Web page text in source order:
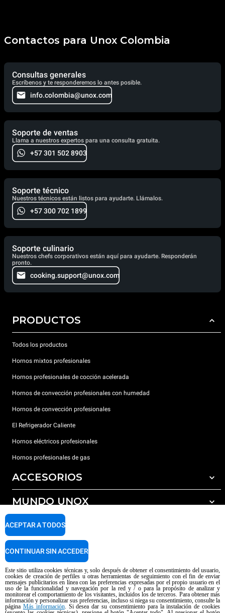
Contactos para Unox Colombia
Consultas generales
Escríbenos y te responderemos lo antes posible.
info.colombia@unox.com
Soporte de ventas
Llama a nuestros expertos para una consulta gratuita.
+57 301 502 8903
Soporte técnico
Nuestros técnicos están listos para ayudarte. Llámalos.
+57 300 702 1899
Soporte culinario
Nuestros chefs corporativos están aquí para ayudarte. Responderán
pronto.
cooking.support@unox.com
PRODUCTOS
Todos los productos
Hornos mixtos profesionales
Hornos profesionales de cocción acelerada
Hornos de convección profesionales con humedad
Hornos de convección profesionales
El Refrigerador Caliente
Hornos eléctricos profesionales
Hornos profesionales de gas
ACCESORIOS
Todos los accesorios
Detergentes para lavado automático
Detergentes para lavado manual
Tratamiento de agua con filtros de resina
MUNDO UNOX
Nuestras sedes en el mundo
SOPORTE
Garantía Unox
Centros de servicio técnico
Copyright 2026 UNOX SpA Todos los derechos reservados. Reg. Imp. Padova
Aviso sobre el contenido generado por IA Privacy policy Cookie policy
Este sitio utiliza cookies técnicas y, solo después de obtener el consentimiento del usuario,
cookies de creación de perfiles u otras herramientas de seguimiento con el fin de enviar
mensajes publicitarios en línea con las preferencias expresadas por el propio usuario en el
uso de la funcionalidad y navegación por la red y / o para la propósito de analizar y
monitorear el comportamiento de los visitantes, incluidos los de terceros. Para obtener más
información y personalizar sus preferencias, incluso si niega su consentimiento, consulte la
página Más información. Si desea dar su consentimiento para la instalación de cookies
ACEPTAR A TODOS
CONTINUAR SIN ACCEDER